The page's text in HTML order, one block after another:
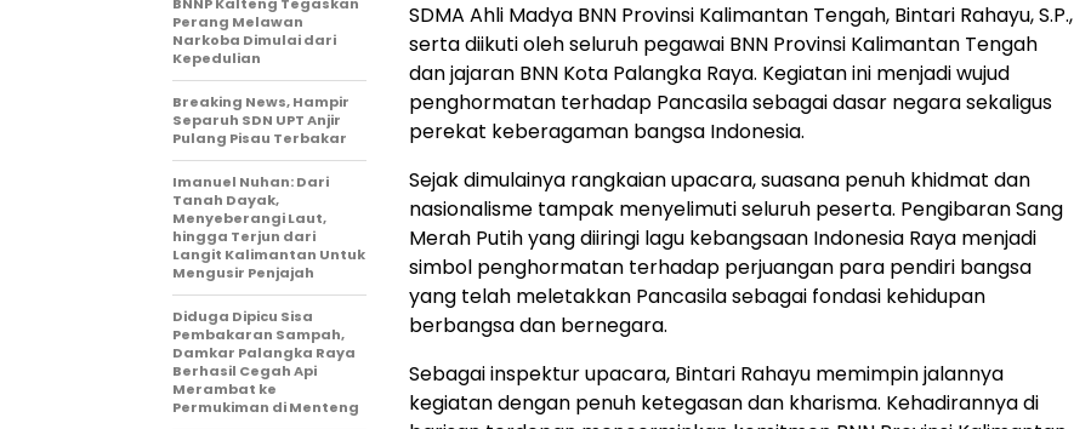
SDMA Ahli Madya BNN Provinsi Kalimantan Tengah, Bintari Rahayu, S.P.,
serta diikuti oleh seluruh pegawai BNN Provinsi Kalimantan Tengah
dan jajaran BNN Kota Palangka Raya. Kegiatan ini menjadi wujud
penghormatan terhadap Pancasila sebagai dasar negara sekaligus
perekat keberagaman bangsa Indonesia.
Sejak dimulainya rangkaian upacara, suasana penuh khidmat dan
nasionalisme tampak menyelimuti seluruh peserta. Pengibaran Sang
Merah Putih yang diiringi lagu kebangsaan Indonesia Raya menjadi
simbol penghormatan terhadap perjuangan para pendiri bangsa
yang telah meletakkan Pancasila sebagai fondasi kehidupan
berbangsa dan bernegara.
Sebagai inspektur upacara, Bintari Rahayu memimpin jalannya
kegiatan dengan penuh ketegasan dan kharisma. Kehadirannya di
BNNP Kalteng Tegaskan
Perang Melawan
Narkoba Dimulai dari
Kepedulian
Breaking News, Hampir
Separuh SDN UPT Anjir
Pulang Pisau Terbakar
Imanuel Nuhan: Dari
Tanah Dayak,
Menyeberangi Laut,
hingga Terjun dari
Langit Kalimantan Untuk
Mengusir Penjajah
Diduga Dipicu Sisa
Pembakaran Sampah,
Damkar Palangka Raya
Berhasil Cegah Api
Merambat ke
Permukiman di Menteng